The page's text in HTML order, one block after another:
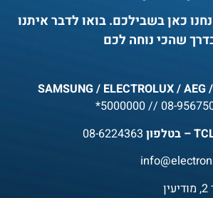
כאן בשבילכם. בואו לדבר איתנו
שהכי נוחה לכם
מוקד שירות למוצרי SAMSUNG / ELECTROLUX / AEG /
08-
//
5000000*
08-6224363